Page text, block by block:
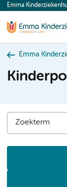
content
Emma
Emma